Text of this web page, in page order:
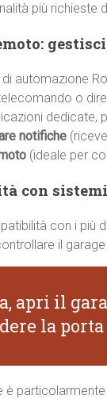
più richieste
automazione
o
dedicate,
notifiche
(ideale per
con
con i più
il
apri il
la
è